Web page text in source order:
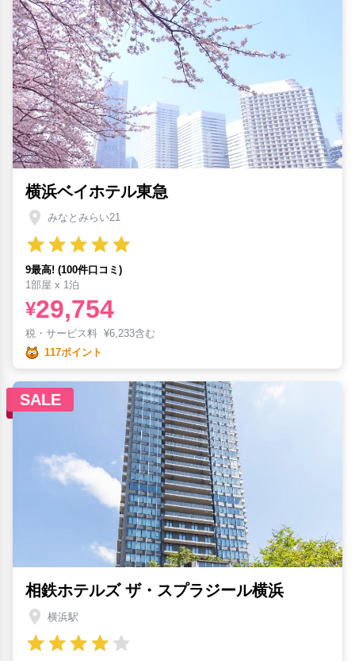
横浜ベイホテル東急
みなとみらい21
9最高! (100件口コミ)
1部屋 x 1泊
¥29,754
税・サービス料 ¥6,233含む
117ポイント
SALE
相鉄ホテルズ ザ・スプラジール横浜
横浜駅